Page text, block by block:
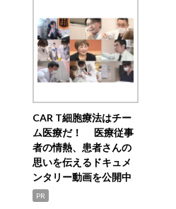
CAR T細胞療法はチー
ム医療だ！ 医療従事
者の情熱、患者さんの
思いを伝えるドキュメ
ンタリー動画を公開中
PR